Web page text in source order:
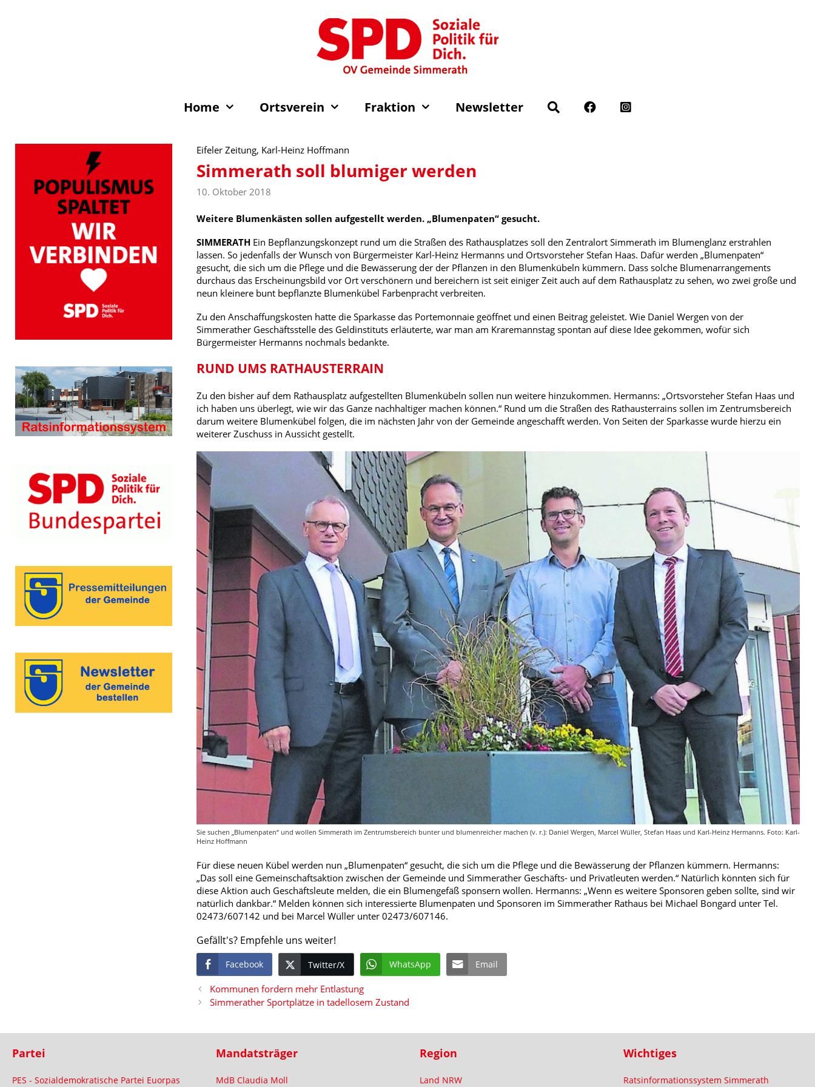
Home Ortsverein Fraktion Newsletter
Eifeler Zeitung, Karl-Heinz Hoffmann
Simmerath soll blumiger werden
10. Oktober 2018
Weitere Blumenkästen sollen aufgestellt werden. „Blumenpaten“ gesucht.
SIMMERATHEin Bepflanzungskonzept rund um die Straßen des Rathausplatzes soll den Zentralort Simmerath im Blumenglanz erstrahlen
lassen. So jedenfalls der Wunsch von Bürgermeister Karl-Heinz Hermanns und Ortsvorsteher Stefan Haas. Dafür werden „Blumenpaten“
gesucht, die sich um die Pflege und die Bewässerung der der Pflanzen in den Blumenkübeln kümmern. Dass solche Blumenarrangements
durchaus das Erscheinungsbild vor Ort verschönern und bereichern ist seit einiger Zeit auch auf dem Rathausplatz zu sehen, wo zwei große und
neun kleinere bunt bepflanzte Blumenkübel Farbenpracht verbreiten.
Zu den Anschaffungskosten hatte die Sparkasse das Portemonnaie geöffnet und einen Beitrag geleistet. Wie Daniel Wergen von der
Simmerather Geschäftsstelle des Geldinstituts erläuterte, war man am Kraremannstag spontan auf diese Idee gekommen, wofür sich
Bürgermeister Hermanns nochmals bedankte.
RUND UMS RATHAUSTERRAIN
Zu den bisher auf dem Rathausplatz aufgestellten Blumenkübeln sollen nun weitere hinzukommen. Hermanns: „Ortsvorsteher Stefan Haas und
ich haben uns überlegt, wie wir das Ganze nachhaltiger machen können.“ Rund um die Straßen des Rathausterrains sollen im Zentrumsbereich
darum weitere Blumenkübel folgen, die im nächsten Jahr von der Gemeinde angeschafft werden. Von Seiten der Sparkasse wurde hierzu ein
weiterer Zuschuss in Aussicht gestellt.
Sie suchen „Blumenpaten“ und wollen Simmerath im Zentrumsbereich bunter und blumenreicher machen (v. r.): Daniel Wergen, Marcel Wüller, Stefan Haas und Karl-Heinz Hermanns. Foto: Karl-
Heinz Hoffmann
Für diese neuen Kübel werden nun „Blumenpaten“ gesucht, die sich um die Pflege und die Bewässerung der Pflanzen kümmern. Hermanns:
„Das soll eine Gemeinschaftsaktion zwischen der Gemeinde und Simmerather Geschäfts- und Privatleuten werden.“ Natürlich könnten sich für
diese Aktion auch Geschäftsleute melden, die ein Blumengefäß sponsern wollen. Hermanns: „Wenn es weitere Sponsoren geben sollte, sind wir
natürlich dankbar.“ Melden können sich interessierte Blumenpaten und Sponsoren im Simmerather Rathaus bei Michael Bongard unter Tel.
02473/607142 und bei Marcel Wüller unter 02473/607146.
Gefällt's? Empfehle uns weiter!
Facebook Twitter/X WhatsApp Email
Kommunen fordern mehr Entlastung
Simmerather Sportplätze in tadellosem Zustand
Partei
PES - Sozialdemokratische Partei Euorpas
Mandatsträger
MdB Claudia Moll
Region
Land NRW
Wichtiges
Ratsinformationssystem Simmerath